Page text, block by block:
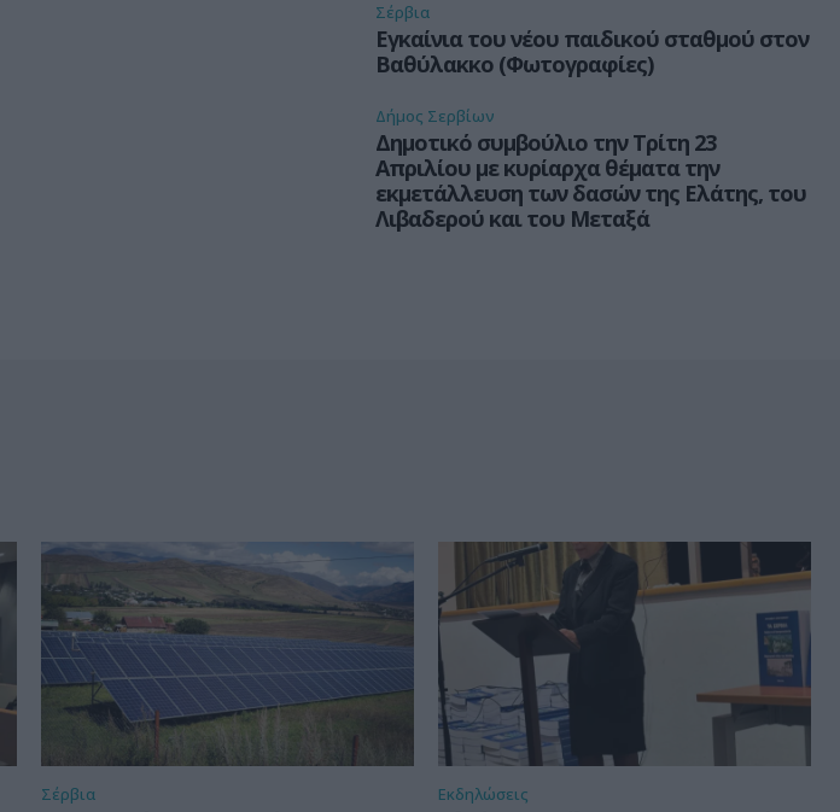
Σέρβια
Εγκαίνια του νέου παιδικού σταθμού στον
Βαθύλακκο (Φωτογραφίες)
Δήμος Σερβίων
Δημοτικό συμβούλιο την Τρίτη 23
Απριλίου με κυρίαρχα θέματα την
εκμετάλλευση των δασών της Ελάτης, του
Λιβαδερού και του Μεταξά
Σέρβια Εκδηλώσεις